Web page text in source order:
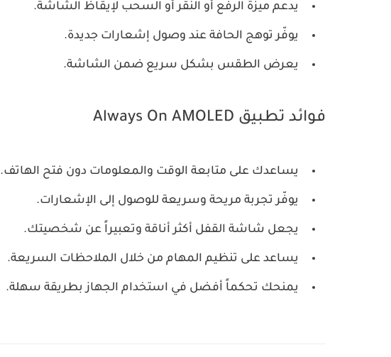
يدعم ميزة الرفع أو النقر أو السحب لإيقاظ الشاشة.
يوفّر توهج الحافة عند وصول إشعارات جديدة.
يعرض الطقس بشكل سريع ضمن الشاشة.
فوائد تطبيق Always On AMOLED
يساعدك على متابعة الوقت والمعلومات دون فتح الهاتف.
يوفّر تجربة مريحة وسريعة للوصول إلى الإشعارات.
يجعل شاشة القفل أكثر أناقة وتعبيراً عن شخصيتك.
يساعد على تنظيم المهام من خلال الملاحظات السريعة.
يمنحك تحكماً أفضل في استخدام الجهاز بطريقة سهلة.